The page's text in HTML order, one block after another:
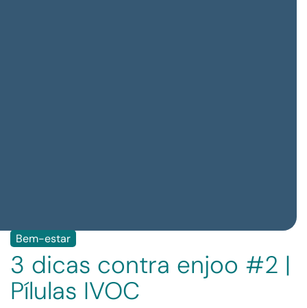
Bem-estar
3 dicas contra enjoo #2 |
Pílulas IVOC